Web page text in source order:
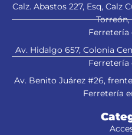
Calz. Abastos 227, Esq, Calz
Ferretería
Av. Hidalgo 657, Colonia
Ferretería
Av. Benito Juárez #26,
Ferretería